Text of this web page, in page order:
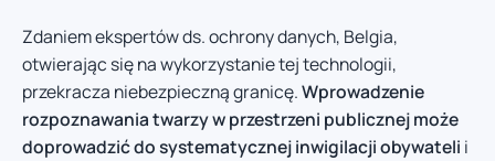
Zdaniem ekspertów ds. ochrony danych, Belgia,
otwierając się na wykorzystanie tej technologii,
przekracza niebezpieczną granicę.Wprowadzenie
rozpoznawania twarzy w przestrzeni publicznej może
doprowadzić do systematycznej inwigilacji obywateli i